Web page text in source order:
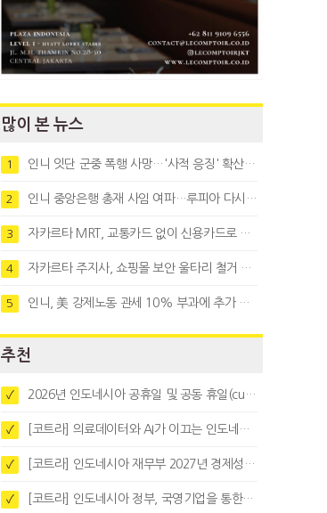
많이 본 뉴스
1 인니 잇단 군중 폭행 사망…'사적 응징' 확산에 법치 우려
2 인니 중앙은행 총재 사임 여파…루피아 다시 1만8천대로 약세
3 자카르타 MRT, 교통카드 없이 신용카드로 바로 탄다
4 자카르타 주지사, 쇼핑몰 보안 울타리 철거 요청…"치안 문제없다"
5 인니, 美 강제노동 관세 10% 부과에 추가 협상 착수
추천
✓ 2026년 인도네시아 공휴일 및 공동 휴일(cuti bersama)
✓ [코트라] 의료데이터와 AI가 이끄는 인도네시아 디지털 헬스케어 시장 트렌드
✓ [코트라] 인도네시아 재무부 2027년 경제성장 전망 및 목표 발표
✓ [코트라] 인도네시아 정부, 국영기업을 통한 석탄·팜유·합금철 수출 중앙집중화 추진